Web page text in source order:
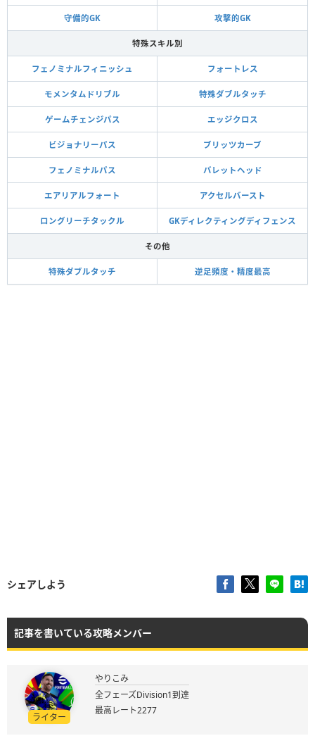
守備的GK 攻撃的GK
特殊スキル別
フェノミナルフィニッシュ フォートレス
モメンタムドリブル 特殊ダブルタッチ
ゲームチェンジパス エッジクロス
ビジョナリーパス ブリッツカーブ
フェノミナルパス バレットヘッド
エアリアルフォート アクセルバースト
ロングリーチタックル GKディレクティングディフェンス
その他
特殊ダブルタッチ 逆足頻度・精度最高
シェアしよう
記事を書いている攻略メンバー
ライター
やりこみ
全フェーズDivision1到達
最高レート2277